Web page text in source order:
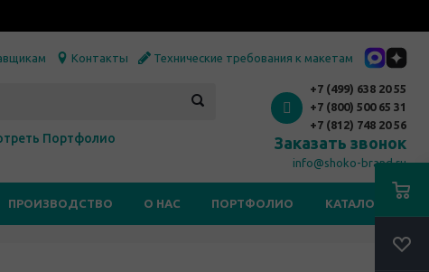
Контакты Технические требования к макетам
Портфолио
+7 (499) 638 20 55
+7 (800) 500 65 31
+7 (812) 748 20 56
Заказать звонок
info@shoko-brand.ru
ПРОИЗВОДСТВО О НАС ПОРТФОЛИО КАТАЛОГИ